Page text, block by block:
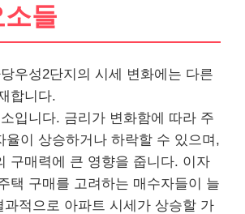
소들
우성2단지의 시세 변화에는 다른
합니다.
입니다. 금리가 변화함에 따라 주
율이 상승하거나 하락할 수 있으며,
구매력에 큰 영향을 줍니다. 이자
택 구매를 고려하는 매수자들이 늘
과적으로 아파트 시세가 상승할 가